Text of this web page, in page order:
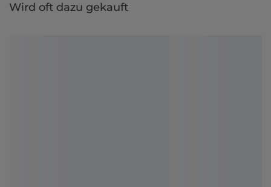
Wird oft dazu gekauft